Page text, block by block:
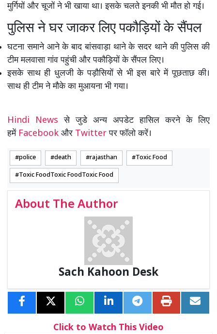
मुर्गियों और चूजों ने भी खाया था। इसके चलते इनकी भी मौत हो गई।
पुलिस ने घर जाकर लिए पकौड़ियों के सैंपल
घटना समाने आने के बाद बांसवाड़ा थाने के सदर थाने की पुलिस की
टीम मलवासा गांव पहुंची और पकौड़ियों के सैंपल लिए।
इसके साथ ही धुलजी के पड़ौसियों से भी इस बारे में पूछताछ की।
साथ ही टीम ने मौके का मुआयना भी गया।
Hindi Newsसे जुडे अन्य अपडेट हासिल करने के लिए
हमें Facebook और Twitterपर फॉलो करें।
police death rajasthan Toxic Food
Toxic FoodToxic FoodToxic Food
About The Author
Sach Kahoon Desk
Click to Watch This Video